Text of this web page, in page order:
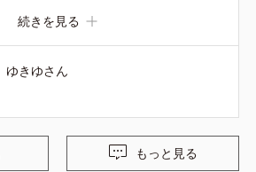
こちらが一番今の私に合う色とうる
で、他のBBのそれぞれの良さもと
た
続きを見る
ゆきゆさん
もっと見る